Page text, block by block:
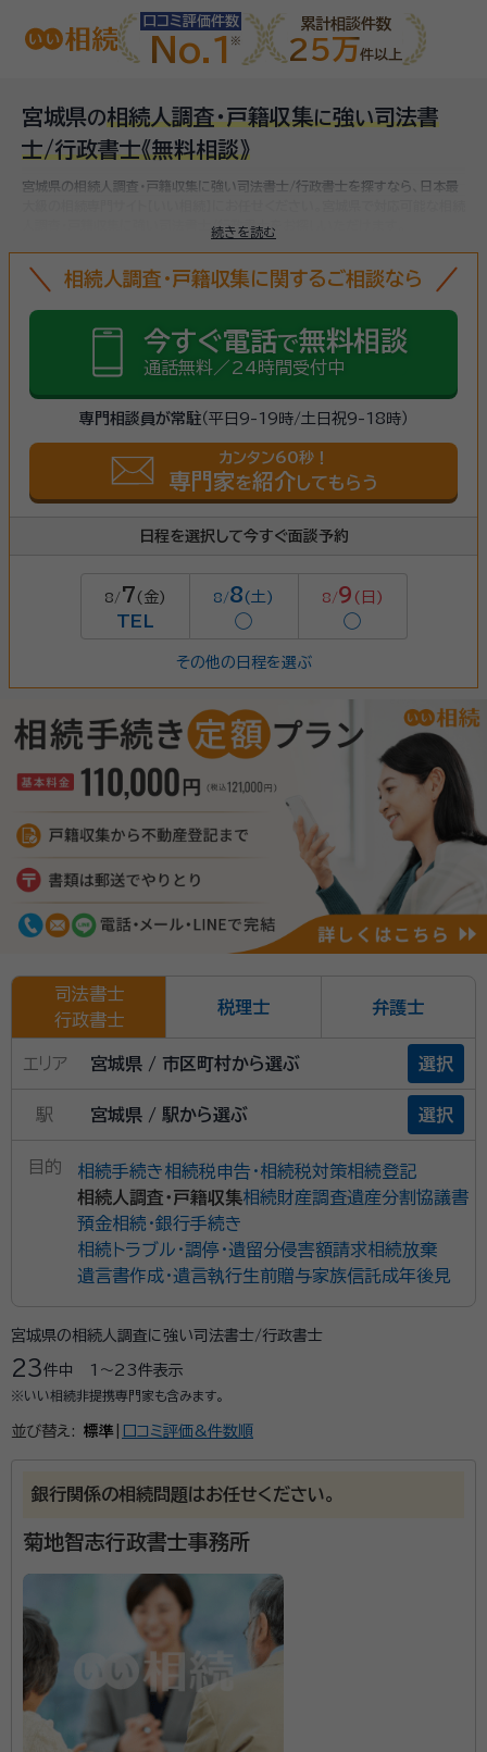
口コミ評価件数
No.1
累計相談件数
25万件以上
宮城県の相続人調査・戸籍収集に強い司法書
士/行政書士《無料相談》
続きを読む
宮城県の相続人調査・戸籍収集に強い司法書士/行政書士を探すなら、日本最
人調査・戸籍収集に強い司法書士/行政書士をお探しいただけます。
相続人調査・戸籍収集に関するご相談なら
今すぐ電話で無料相談
通話無料／24時間受付中
専門相談員が常駐（平日9-19時/土日祝9-18時）
カンタン60秒！
専門家を紹介 してもらう
日程を選択して今すぐ面談予約
8/7 (金)
TEL
8/8(土)
◯
8/9 (日)
◯
その他の日程を選ぶ
司法書士
行政書士
税理士 弁護士
エリア 宮城県 / 市区町村から選ぶ 選択
駅 宮城県 / 駅から選ぶ 選択
目的 相続手続き相続税申告・相続税対策相続登記
相続人調査・戸籍収集相続財産調査遺産分割協議書
預金相続・銀行手続き
相続トラブル・調停・遺留分侵害額請求相続放棄
遺言書作成・遺言執行生前贈与家族信託成年後見
宮城県の相続人調査に強い司法書士/行政書士
23件中 1〜23件表示
※いい相続非提携専門家も含みます。
並び替え: 標準 口コミ評価&件数順
銀行関係の相続問題はお任せください。
菊地智志行政書士事務所